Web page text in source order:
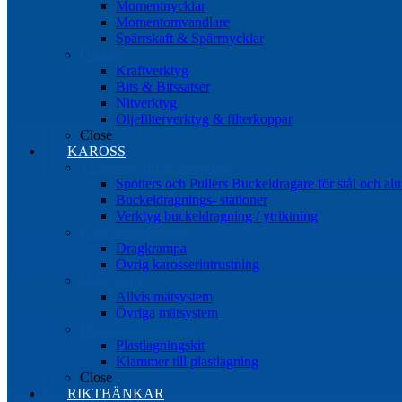
Momentnycklar
Momentomvandlare
Spärrskaft & Spärrnycklar
Kraftverktyg
Bits & Bitssatser
Nitverktyg
Oljefilterverktyg & filterkoppar
Close
KAROSS
Spotters och Pullers Buckeldragare för stål och
Buckeldragnings- stationer
Verktyg buckeldragning / ytriktning
Dragkrampa
Övrig karosseriutrustning
Allvis mätsystem
Övriga mätsystem
Plastlagningskit
Klammer till plastlagning
Close
RIKTBÄNKAR